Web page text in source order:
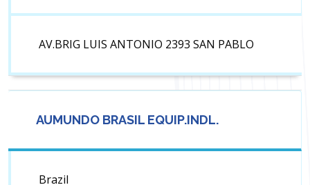
AV.BRIG LUIS ANTONIO 2393 SAN PABLO
AUMUNDO BRASIL EQUIP.INDL.
Brazil